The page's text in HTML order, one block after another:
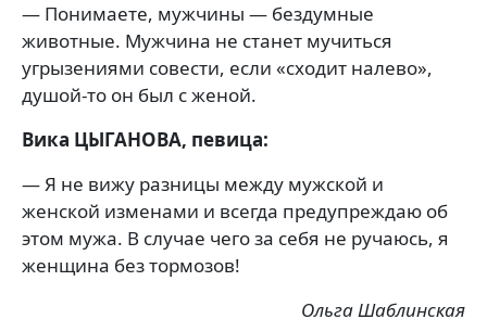
— Понимаете, мужчины — бездумные
животные. Мужчина не станет мучиться
угрызениями совести, если «сходит налево»,
душой-то он был с женой.
Вика ЦЫГАНОВА, певица:
— Я не вижу разницы между мужской и
женской изменами и всегда предупреждаю об
этом мужа. В случае чего за себя не ручаюсь, я
женщина без тормозов!
Ольга Шаблинская